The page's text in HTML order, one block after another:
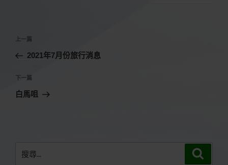
文
導
覽
上
一
文
章
上一篇
2021年7月份旅行消息
下
一
下一篇
白馬咀
尋